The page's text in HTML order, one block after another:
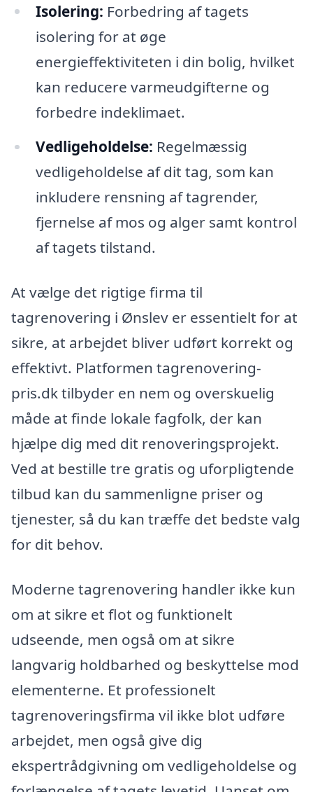
Isolering: Forbedring af tagets
isolering for at øge
energieffektiviteten i din bolig, hvilket
kan reducere varmeudgifterne og
forbedre indeklimaet.
Vedligeholdelse: Regelmæssig
vedligeholdelse af dit tag, som kan
inkludere rensning af tagrender,
fjernelse af mos og alger samt kontrol
af tagets tilstand.
At vælge det rigtige firma til
tagrenovering i Ønslev er essentielt for at
sikre, at arbejdet bliver udført korrekt og
effektivt. Platformen tagrenovering-
pris.dk tilbyder en nem og overskuelig
måde at finde lokale fagfolk, der kan
hjælpe dig med dit renoveringsprojekt.
Ved at bestille tre gratis og uforpligtende
tilbud kan du sammenligne priser og
tjenester, så du kan træffe det bedste valg
for dit behov.
Moderne tagrenovering handler ikke kun
om at sikre et flot og funktionelt
udseende, men også om at sikre
langvarig holdbarhed og beskyttelse mod
elementerne. Et professionelt
tagrenoveringsfirma vil ikke blot udføre
arbejdet, men også give dig
ekspertrådgivning om vedligeholdelse og